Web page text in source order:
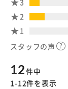
3
2
1
スタッフの声
12件中
1-12件を表示